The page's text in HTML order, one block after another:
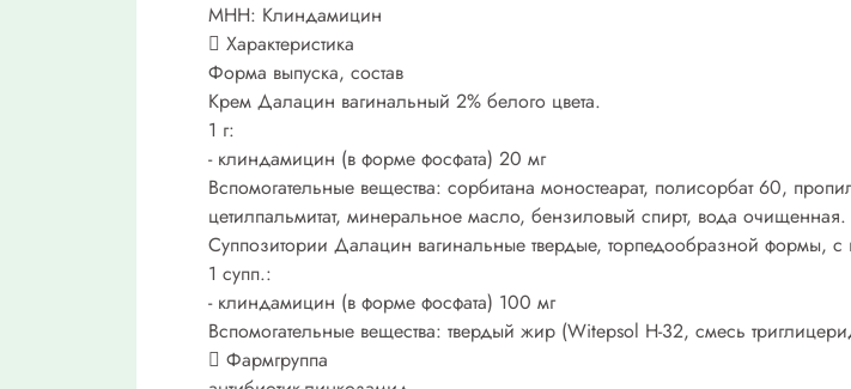
МНН: Клиндамицин
 Характеристика
Форма выпуска, состав
Крем Далацин вагинальный 2% белого цвета.
1 г:
- клиндамицин (в форме фосфата) 20 мг
Вспомогательные вещества: сорбитана моностеарат, полисорбат 60,
цетилпальмитат, минеральное масло, бензиловый спирт, вода очищенная.
Суппозитории Далацин вагинальные твердые, торпедообразной формы, с
1 супп.:
- клиндамицин (в форме фосфата) 100 мг
Вспомогательные вещества: твердый жир (Witepsol H-32, смесь
 Фармгруппа